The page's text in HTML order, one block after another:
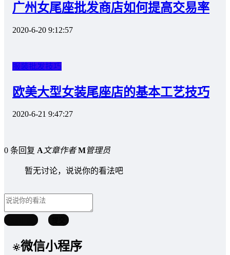
广州女尾座批发商店如何提高交易率
2020-6-20 9:12:57
服装批发技巧
欧美大型女装尾座店的基本工艺技巧
2020-6-21 9:47:27
0 条回复 A文章作者 M管理员
暂无讨论，说说你的看法吧
微信小程序